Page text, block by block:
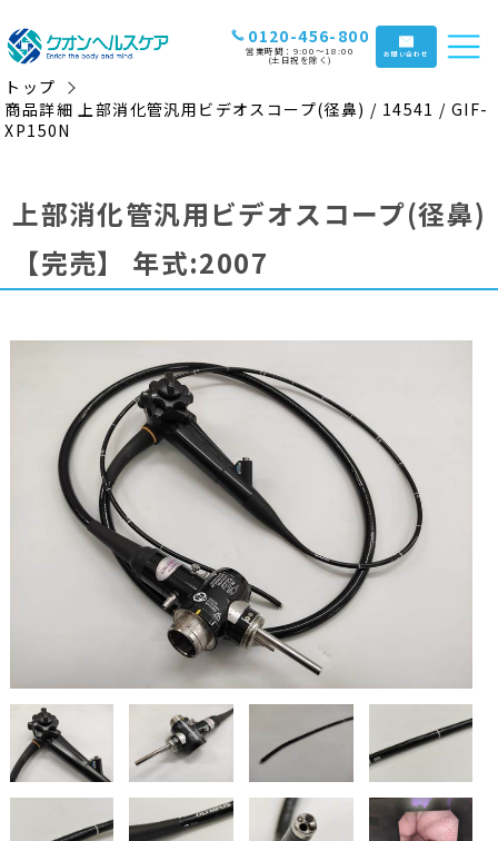
0120-456-800
営業時間：9:00〜18:00
(土日祝を除く) お問い合わせ
トップ
商品詳細 上部消化管汎用ビデオスコープ(径鼻) / 14541 / GIF-
XP150N
上部消化管汎用ビデオスコープ(径鼻)
【完売】
年式:2007